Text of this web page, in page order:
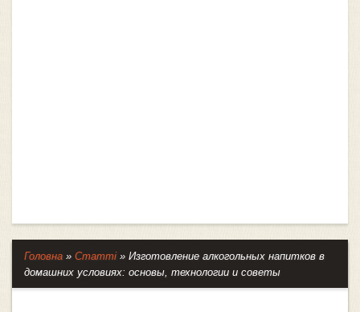
Головна » Статті » Изготовление алкогольных напитков в
домашних условиях: основы, технологии и советы